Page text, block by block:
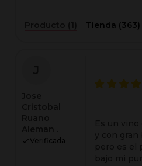
Tienda (363)
Verificada